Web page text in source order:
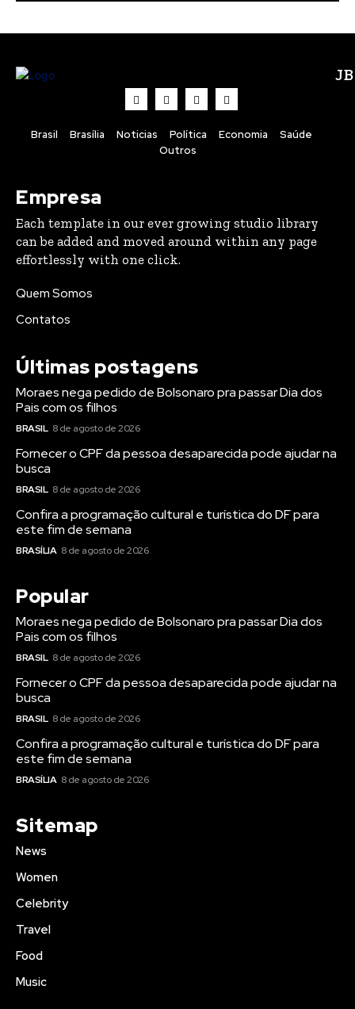
Brasil Brasília Noticias Política Economia
Saúde
Outros
Empresa
Each template in our ever growing studio library
can be added and moved around within any page
effortlessly with one click.
Quem Somos
Contatos
Últimas postagens
Moraes nega pedido de Bolsonaro pra passar Dia dos
Pais com os filhos
BRASIL 8 de agosto de 2026
Fornecer o CPF da pessoa desaparecida pode ajudar na
busca
BRASIL 8 de agosto de 2026
Confira a programação cultural e turística do DF para
este fim de semana
BRASÍLIA 8 de agosto de 2026
Popular
Moraes nega pedido de Bolsonaro pra passar Dia dos
Pais com os filhos
BRASIL 8 de agosto de 2026
Fornecer o CPF da pessoa desaparecida pode ajudar na
busca
BRASIL 8 de agosto de 2026
Confira a programação cultural e turística do DF para
este fim de semana
BRASÍLIA 8 de agosto de 2026
Sitemap
News
Women
Celebrity
Travel
Food
Music